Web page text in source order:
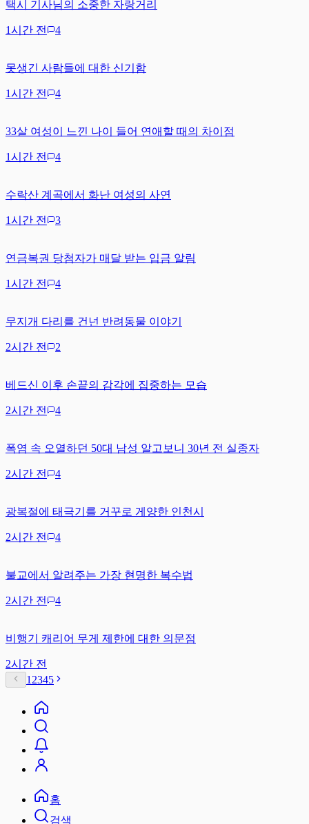
택시 기사님의 소중한 자랑거리
1시간 전 4
못생긴 사람들에 대한 신기함
1시간 전 4
33살 여성이 느낀 나이 들어 연애할 때의 차이점
1시간 전 4
수락산 계곡에서 화난 여성의 사연
1시간 전 3
연금복권 당첨자가 매달 받는 입금 알림
1시간 전 4
무지개 다리를 건넌 반려동물 이야기
2시간 전 2
베드신 이후 손끝의 감각에 집중하는 모습
2시간 전 4
폭염 속 오열하던 50대 남성 알고보니 30년 전 실종자
2시간 전 4
광복절에 태극기를 거꾸로 게양한 인천시
2시간 전 4
불교에서 알려주는 가장 현명한 복수법
2시간 전 4
비행기 캐리어 무게 제한에 대한 의문점
2시간 전
1 2345
홈
검색